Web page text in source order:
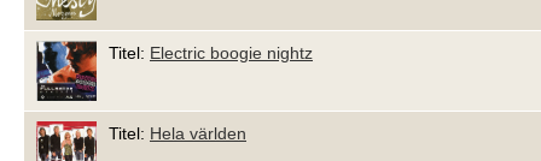
Titel: Electric boogie nightz
Titel: Hela världen